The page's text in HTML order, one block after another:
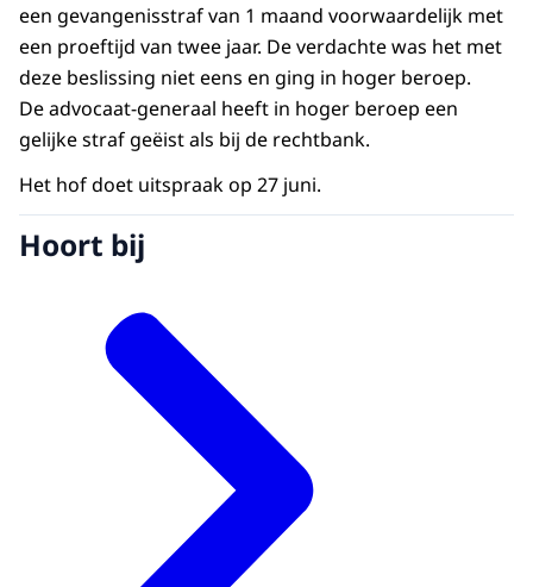
een gevangenisstraf van 1 maand voorwaardelijk met
een proeftijd van twee jaar. De verdachte was het met
deze beslissing niet eens en ging in hoger beroep.
De advocaat-generaal heeft in hoger beroep een
gelijke straf geëist als bij de rechtbank.
Het hof doet uitspraak op 27 juni.
Hoort bij